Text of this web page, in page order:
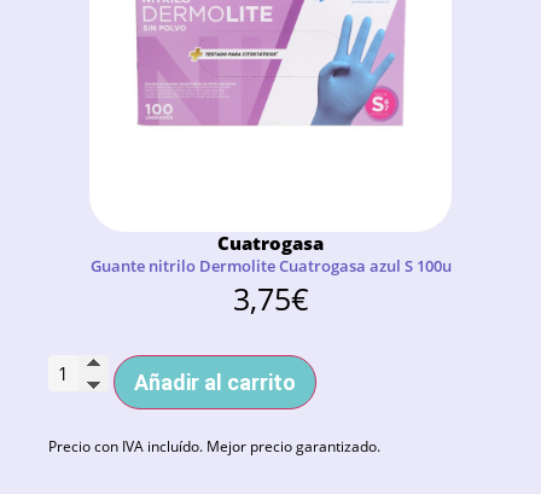
Cuatrogasa
Guante nitrilo Dermolite Cuatrogasa azul S 100u
3,75€
Añadir al carrito
Precio con IVA incluído. Mejor precio garantizado.